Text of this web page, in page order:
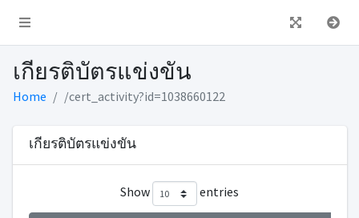
เกียรติบัตรแข่งขัน
Home /cert_activity?id=1038660122
เกียรติบัตรแข่งขัน
Show entries